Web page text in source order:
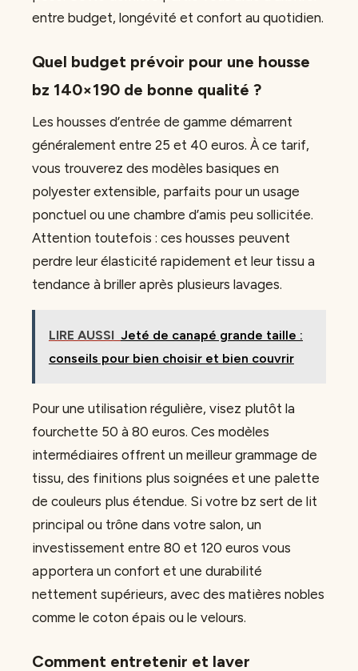
entre budget, longévité et confort au quotidien.
Quel budget prévoir pour une housse
bz 140×190 de bonne qualité ?
Les housses d’entrée de gamme démarrent
généralement entre 25 et 40 euros. À ce tarif,
vous trouverez des modèles basiques en
polyester extensible, parfaits pour un usage
ponctuel ou une chambre d’amis peu sollicitée.
Attention toutefois : ces housses peuvent
perdre leur élasticité rapidement et leur tissu a
tendance à briller après plusieurs lavages.
LIRE AUSSI Jeté de canapé grande taille :
conseils pour bien choisir et bien couvrir
Pour une utilisation régulière, visez plutôt la
fourchette 50 à 80 euros. Ces modèles
intermédiaires offrent un meilleur grammage de
tissu, des finitions plus soignées et une palette
de couleurs plus étendue. Si votre bz sert de lit
principal ou trône dans votre salon, un
investissement entre 80 et 120 euros vous
apportera un confort et une durabilité
nettement supérieurs, avec des matières nobles
comme le coton épais ou le velours.
Comment entretenir et laver